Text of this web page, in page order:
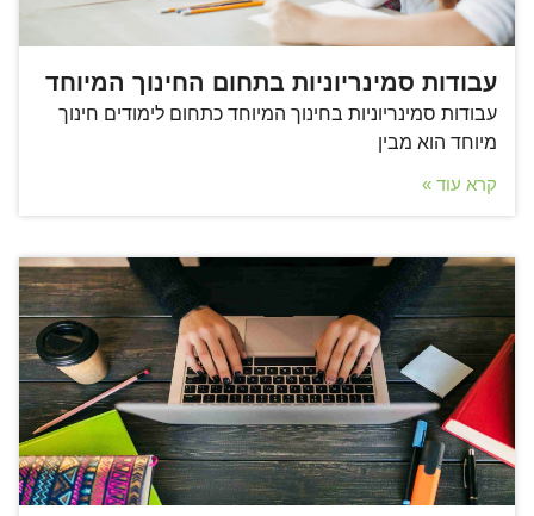
עבודות סמינריוניות בתחום החינוך המיוחד
עבודות סמינריוניות בחינוך המיוחד כתחום לימודים חינוך
מיוחד הוא מבין
קרא עוד »